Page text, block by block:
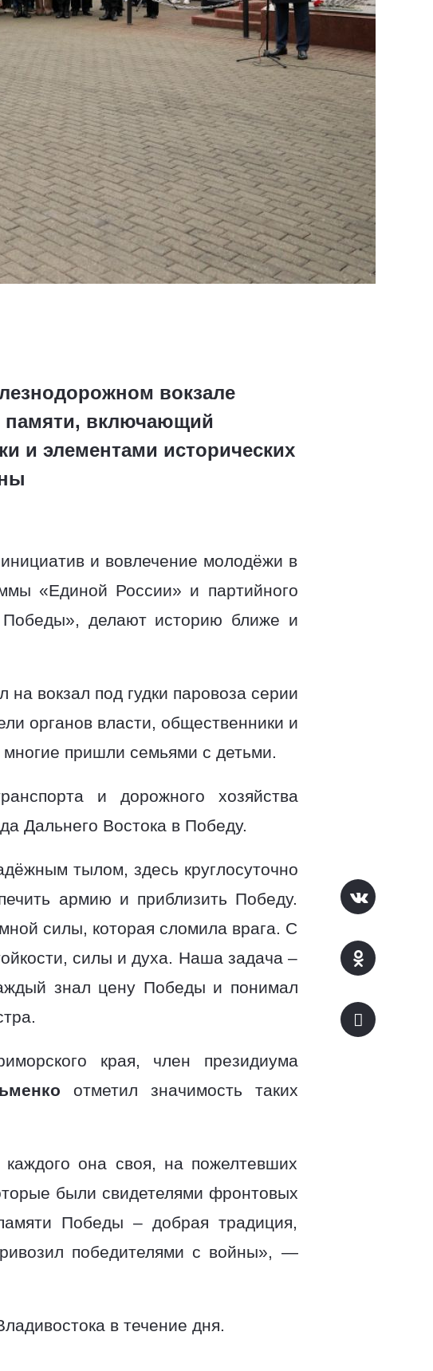
вокзале
памяти, включающий
и элементами исторических
и вовлечение молодёжи в
«Единой России» и партийного
Победы», делают историю ближе и
вокзал под гудки паровоза серии
органов власти, общественники и
пришли семьями с детьми.
и дорожного хозяйства
Дальнего Востока в Победу.
тылом, здесь круглосуточно
армию и приблизить Победу.
силы, которая сломила врага. С
силы и духа. Наша задача –
знал цену Победы и понимал
края, член президиума
отметил значимость таких
она своя, на пожелтевших
были свидетелями фронтовых
Победы – добрая традиция,
победителями с войны», —
в течение дня.